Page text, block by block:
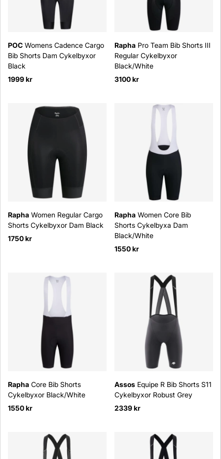
POC Womens Cadence Cargo
Bib Shorts Dam Cykelbyxor
Black
1999 kr
Rapha Pro Team Bib Shorts III
Regular Cykelbyxor
Black/White
3100 kr
Rapha Women Regular Cargo
Shorts Cykelbyxor Dam Black
1750 kr
Rapha Women Core Bib
Shorts Cykelbyxa Dam
Black/White
1550 kr
Rapha Core Bib Shorts
Cykelbyxor Black/White
1550 kr
Assos Equipe R Bib Shorts S11
Cykelbyxor Robust Grey
2339 kr